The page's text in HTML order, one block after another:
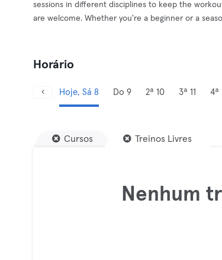
sessions in different disciplines to keep the
are welcome. Whether you're a beginner or a
Horário
Hoje, Sá 8 Do 9 2ª 10 3ª 11 4ª
Cursos Treinos Livres
Nenhum